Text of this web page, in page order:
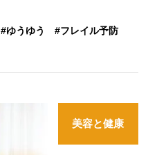
#ゆうゆう
#フレイル予防
美容と健康